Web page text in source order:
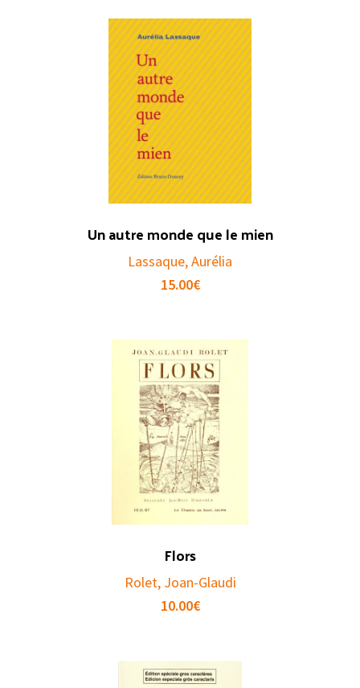
Un autre monde que le mien
Lassaque, Aurélia
15.00€
Flors
Rolet, Joan-Glaudi
10.00€